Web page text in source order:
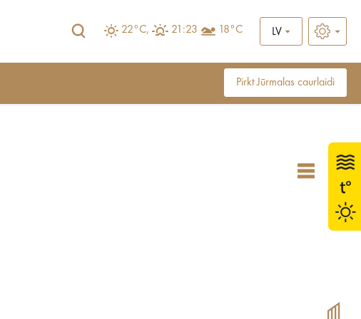
22°C, 21:23 18°C LV
Pirkt Jūrmalas caurlaidi